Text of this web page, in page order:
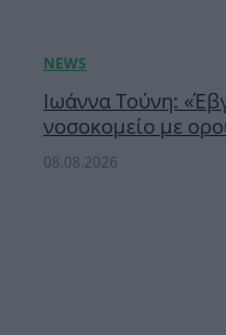
Ιωάννα Τούνη:
νοσοκομείο με
08.08.2026